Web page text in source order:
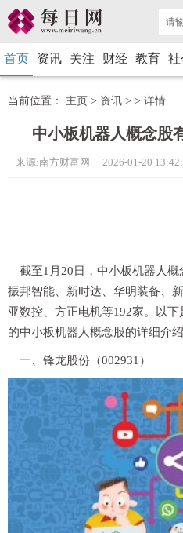
首页 资讯 关注 财经 教育 社
当前位置： 主页 > 资讯 > > 详情
中小板机器人概念股
来源:南方财富网 2026-01-20
截至1月20日，中小板机器人概
振邦智能、新时达、华明装备、
亚数控、方正电机等192家。以
的中小板机器人概念股的详细介绍
一、锋龙股份（002931）